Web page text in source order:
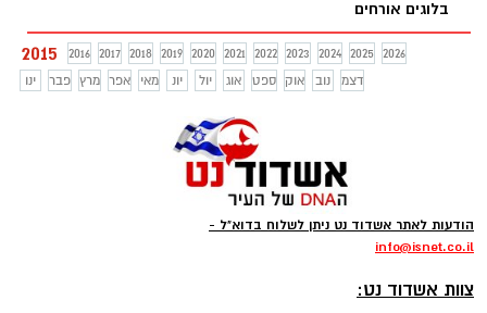
בלוגים אורחים
2015 2016 2017 2018 2019 2020 2021 2022 2023 2024 2025
2026
ינו
פבר מרץ אפר מאי יונ יול אוג ספט אוק נוב דצמ
הודעות לאתר אשדוד נט ניתן לשלוח בדוא"ל -
info@isnet.co.il
צוות אשדוד נט: